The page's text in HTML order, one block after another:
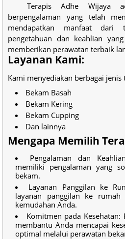
Terapis Adhe Wijaya
berpengalaman yang telah
mendapatkan manfaat dari
pengetahuan dan keahlian
memberikan perawatan terbaik
Layanan Kami:
Kami menyediakan berbagai
Bekam Basah
Bekam Kering
Bekam Cupping
Dan lainnya
Mengapa Memilih
Pengalaman dan
memiliki pengalaman yang
bekam.
Layanan Panggilan ke
layanan panggilan ke
kemudahan Anda.
Komitmen pada
membantu Anda mencapai
optimal melalui perawatan